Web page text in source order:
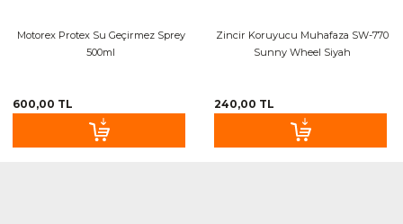
Motorex Protex Su Geçirmez Sprey
500ml
600,00 TL
Zincir Koruyucu Muhafaza SW-770
Sunny Wheel Siyah
240,00 TL